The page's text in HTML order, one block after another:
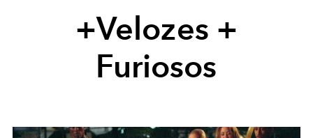
+Velozes +
Furiosos